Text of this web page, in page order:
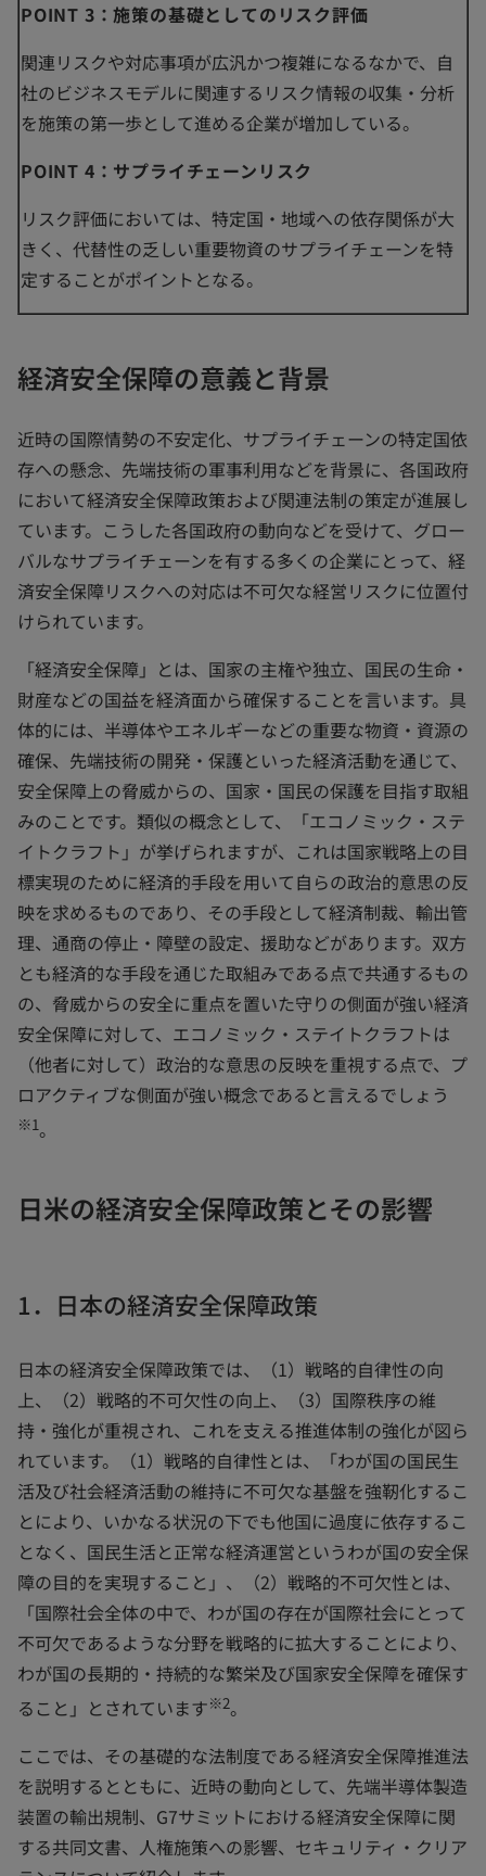
POINT 3：施策の基礎としてのリスク評価
関連リスクや対応事項が広汎かつ複雑になるなかで、自
社のビジネスモデルに関連するリスク情報の収集・分析
を施策の第一歩として進める企業が増加している。
POINT 4：サプライチェーンリスク
リスク評価においては、特定国・地域への依存関係が大
きく、代替性の乏しい重要物資のサプライチェーンを特
定することがポイントとなる。
経済安全保障の意義と背景
近時の国際情勢の不安定化、サプライチェーンの特定国依
存への懸念、先端技術の軍事利用などを背景に、各国政府
において経済安全保障政策および関連法制の策定が進展し
ています。こうした各国政府の動向などを受けて、グロー
バルなサプライチェーンを有する多くの企業にとって、経
済安全保障リスクへの対応は不可欠な経営リスクに位置付
けられています。
「経済安全保障」とは、国家の主権や独立、国民の生命・
財産などの国益を経済面から確保することを言います。具
体的には、半導体やエネルギーなどの重要な物資・資源の
確保、先端技術の開発・保護といった経済活動を通じて、
安全保障上の脅威からの、国家・国民の保護を目指す取組
みのことです。類似の概念として、「エコノミック・ステ
イトクラフト」が挙げられますが、これは国家戦略上の目
標実現のために経済的手段を用いて自らの政治的意思の反
映を求めるものであり、その手段として経済制裁、輸出管
理、通商の停止・障壁の設定、援助などがあります。双方
とも経済的な手段を通じた取組みである点で共通するもの
の、脅威からの安全に重点を置いた守りの側面が強い経済
安全保障に対して、エコノミック・ステイトクラフトは
（他者に対して）政治的な意思の反映を重視する点で、プ
ロアクティブな側面が強い概念であると言えるでしょう
※1。
日米の経済安全保障政策とその影響
1．日本の経済安全保障政策
日本の経済安全保障政策では、（1）戦略的自律性の向
上、（2）戦略的不可欠性の向上、（3）国際秩序の維
持・強化が重視され、これを支える推進体制の強化が図ら
れています。（1）戦略的自律性とは、「わが国の国民生
活及び社会経済活動の維持に不可欠な基盤を強靭化するこ
とにより、いかなる状況の下でも他国に過度に依存するこ
となく、国民生活と正常な経済運営というわが国の安全保
障の目的を実現すること」、（2）戦略的不可欠性とは、
「国際社会全体の中で、わが国の存在が国際社会にとって
不可欠であるような分野を戦略的に拡大することにより、
わが国の長期的・持続的な繁栄及び国家安全保障を確保す
ること」とされています※2。
ここでは、その基礎的な法制度である経済安全保障推進法
を説明するとともに、近時の動向として、先端半導体製造
装置の輸出規制、G7サミットにおける経済安全保障に関
する共同文書、人権施策への影響、セキュリティ・クリア